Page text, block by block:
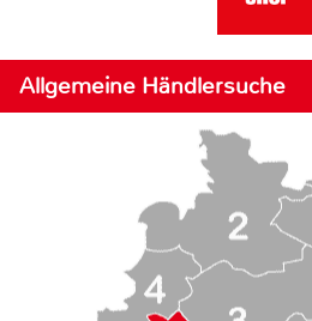
Allgemeine Händlersuche